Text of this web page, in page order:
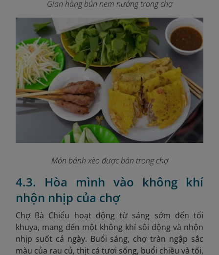
Gian hàng bún nem nướng trong chợ
Món bánh xèo được bán trong chợ
4.3. Hòa mình vào không khí
nhộn nhịp của chợ
Chợ Bà Chiểu hoạt động từ sáng sớm đến tối
khuya, mang đến một không khí sôi động và nhộn
nhịp suốt cả ngày. Buổi sáng, chợ tràn ngập sắc
màu của rau củ, thịt cá tươi sống, buổi chiều và tối,